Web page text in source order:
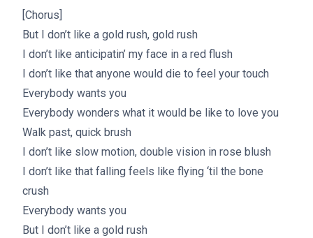
[Chorus]
But I don’t like a gold rush, gold rush
I don’t like anticipatin’ my face in a red flush
I don’t like that anyone would die to feel your touch
Everybody wants you
Everybody wonders what it would be like to love you
Walk past, quick brush
I don’t like slow motion, double vision in rose blush
I don’t like that falling feels like flying ‘til the bone
crush
Everybody wants you
But I don’t like a gold rush